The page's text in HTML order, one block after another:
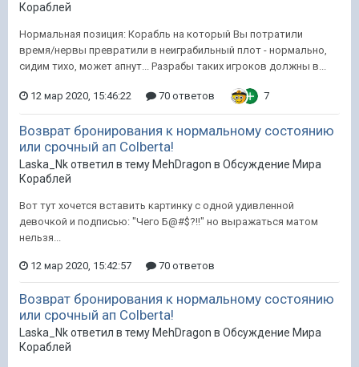
Кораблей
Нормальная позиция: Корабль на который Вы потратили
время/нервы превратили в неиграбильный плот - нормально,
сидим тихо, может апнут... Разрабы таких игроков должны в...
12 мар 2020, 15:46:22 70 ответов 7
Возврат бронирования к нормальному состоянию
или срочный ап Colberta!
Laska_Nk ответил в тему MehDragon в Обсуждение Мира
Кораблей
Вот тут хочется вставить картинку с одной удивленной
девочкой и подписью: "Чего Б@#$?!!" но выражаться матом
нельзя...
12 мар 2020, 15:42:57 70 ответов
Возврат бронирования к нормальному состоянию
или срочный ап Colberta!
Laska_Nk ответил в тему MehDragon в Обсуждение Мира
Кораблей